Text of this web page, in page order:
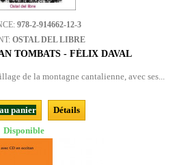
978-2-914662-12-3
OSTAL DEL LIBRE
TOMBATS - FÉLIX DAVAL
de la montagne cantalienne, avec ses...
panier
Détails
Disponible